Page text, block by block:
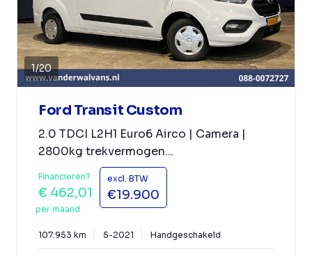
1/20
Ford Transit Custom
2.0 TDCI L2H1 Euro6 Airco | Camera |
2800kg trekvermogen...
Financieren?
€ 462,01
per maand
excl. BTW
€19.900
107.953 km 5-2021 Handgeschakeld